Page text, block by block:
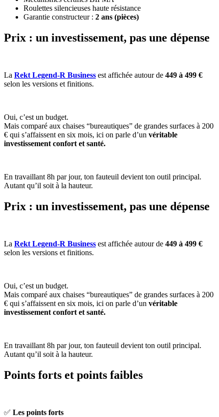
Roulettes silencieuses haute résistance
Garantie constructeur : 2 ans (pièces)
Prix : un investissement, pas une dépense
La Rekt Legend-R Business est affichée autour de 449 à 499 €
selon les versions et finitions.
Oui, c’est un budget.
Mais comparé aux chaises “bureautiques” de grandes surfaces à 200
€ qui s’affaissent en six mois, ici on parle d’un véritable
investissement confort et santé.
En travaillant 8h par jour, ton fauteuil devient ton outil principal.
Autant qu’il soit à la hauteur.
Prix : un investissement, pas une dépense
La Rekt Legend-R Business est affichée autour de 449 à 499 €
selon les versions et finitions.
Oui, c’est un budget.
Mais comparé aux chaises “bureautiques” de grandes surfaces à 200
€ qui s’affaissent en six mois, ici on parle d’un véritable
investissement confort et santé.
En travaillant 8h par jour, ton fauteuil devient ton outil principal.
Autant qu’il soit à la hauteur.
Points forts et points faibles
✅ Les points forts